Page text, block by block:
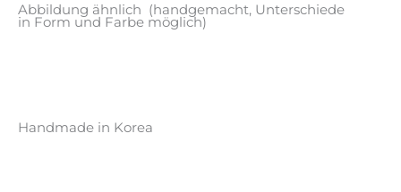
Abbildung ähnlich (handgemacht, Unterschiede
in Form und Farbe möglich)
Handmade in Korea